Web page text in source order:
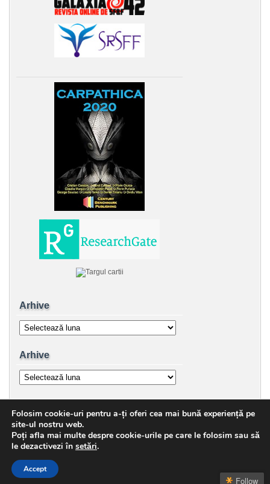
Arhive
Arhive
Arhive
Arhive
Copyright © 2026 George Sauciuc | Powered by
↑Top
Follow
Folosim cookie-uri pentru a-ți oferi cea mai bună experiență pe
site-ul nostru web.
Poți afla mai multe despre cookie-urile pe care le folosim sau să
le dezactivezi în setări.
Accept